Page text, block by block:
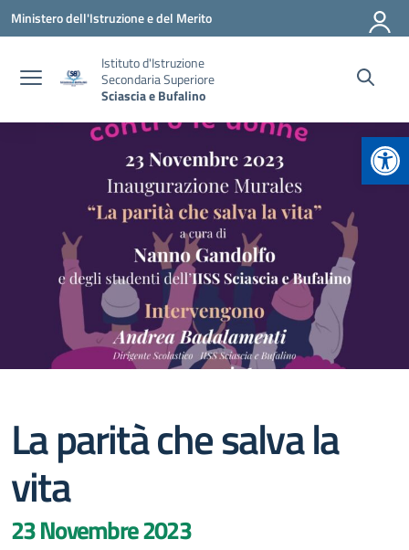
Vai ai contenuti
Vai al menu di navigazione
Vai al footer
Ministero dell'Istruzione e del Merito
Istituto d'Istruzione
Secondaria Superiore
Sciascia e Bufalino
La parità che salva la
vita
23 Novembre 2023